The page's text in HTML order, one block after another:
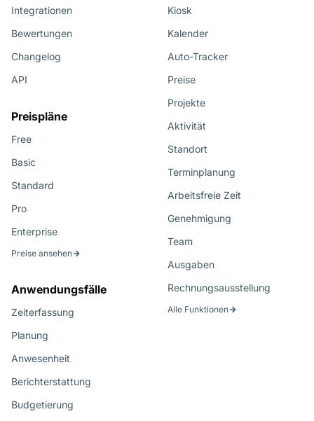
Integrationen
Bewertungen
Changelog
API
Preispläne
Free
Basic
Standard
Pro
Enterprise
Preise ansehen
Anwendungsfälle
Zeiterfassung
Planung
Anwesenheit
Berichterstattung
Budgetierung
Kiosk
Kalender
Auto-Tracker
Preise
Projekte
Aktivität
Standort
Terminplanung
Arbeitsfreie Zeit
Genehmigung
Team
Ausgaben
Rechnungsausstellung
Alle Funktionen